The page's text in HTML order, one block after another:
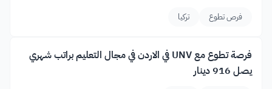
فرص تطوع تركيا
فرصة تطوع مع UNV في الاردن في مجال التعليم براتب شهري
يصل 916 دينار